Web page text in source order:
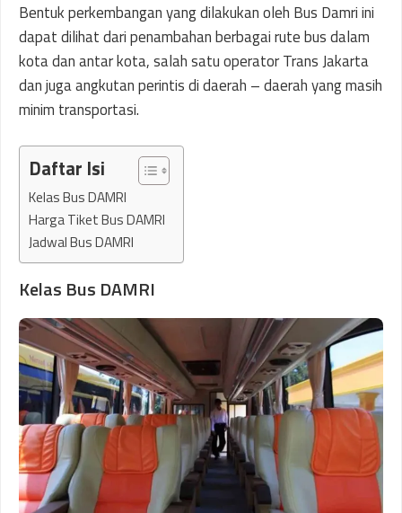
Bentuk perkembangan yang dilakukan oleh Bus Damri ini
dapat dilihat dari penambahan berbagai rute bus dalam
kota dan antar kota, salah satu operator Trans Jakarta
dan juga angkutan perintis di daerah – daerah yang masih
minim transportasi.
Daftar Isi
Kelas Bus DAMRI
Harga Tiket Bus DAMRI
Jadwal Bus DAMRI
Kelas Bus DAMRI